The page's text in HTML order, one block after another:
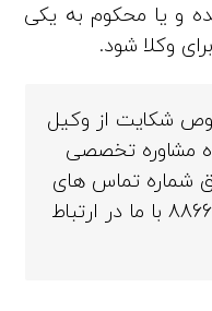
و یا محکوم به یکی
وکلا شود.
شکایت از وکیل
مشاوره تخصصی
شماره تماس های
88663925-88663926-88663927 با ما در ارتباط